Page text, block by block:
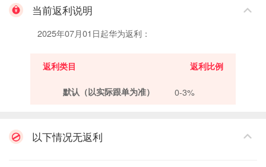
当前返利说明
2025年07月01日起华为返利：
返利类目 返利比例
默认（以实际跟单为准） 0-3%
以下情况无返利